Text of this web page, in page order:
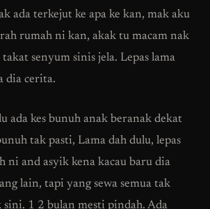
ada terkejut ke apa ke kan, mak aku
rumah ni kan, akak tu macam nak
senyum sinis jela. Lepas lama
dia cerita.
ada kes bunuh anak beranak dekat
tak pasti, Lama dah dulu, lepas
ni and asyik kena kacau baru dia
lain, tapi yang sewa semua tak
sini. 1 2 bulan mesti pindah. Ada